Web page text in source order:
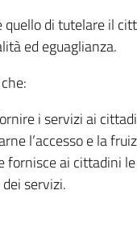
di tutelare il
ed eguaglianza.
i servizi ai
l’accesso e la
fornisce ai cittadini
servizi.